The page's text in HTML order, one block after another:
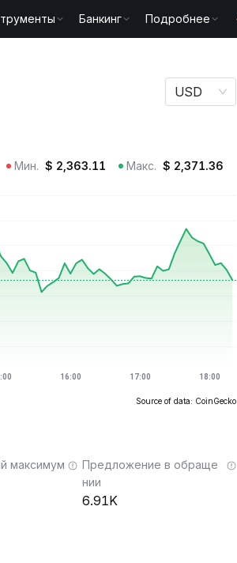
Банкинг Подробнее
USD
Мин. $ 2,363.11 Макс. $ 2,371.36
Source of data: CoinGecko
максимум
Предложение в обраще
нии
6.91K